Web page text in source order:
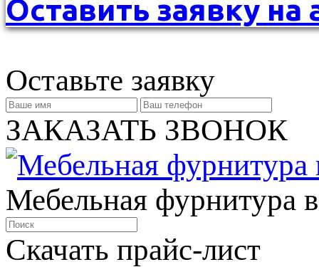
Оставить заявку на
Оставьте заявку
ЗАКАЗАТЬ ЗВОНОК
Мебельная фурнитура
Скачать прайс-лист